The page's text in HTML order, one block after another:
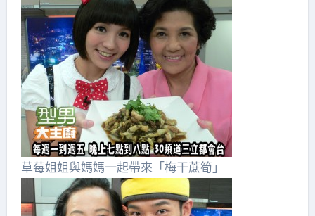
草莓姐姐與媽媽一起帶來「梅干蔗筍」